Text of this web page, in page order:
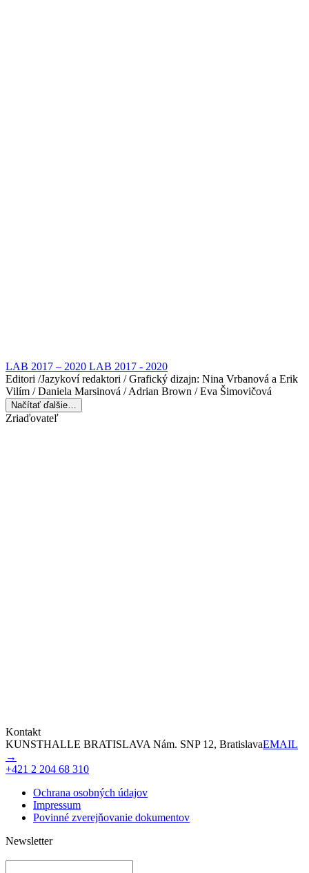
LAB 2017 – 2020 LAB 2017 - 2020
Editori /Jazykoví redaktori / Grafický dizajn: Nina Vrbanová a Erik
Vilím / Daniela Marsinová / Adrian Brown / Eva Šimovičová
Načítať ďalšie…
Zriaďovateľ
Kontakt
KUNSTHALLE BRATISLAVA Nám. SNP 12, BratislavaEMAIL
→
+421 2 204 68 310
Ochrana osobných údajov
Impressum
Povinné zverejňovanie dokumentov
Newsletter